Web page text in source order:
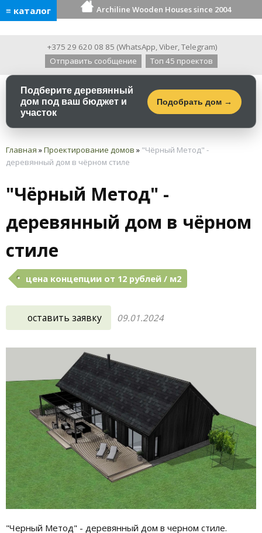
≡ каталог Archiline Wooden Houses since 2004
+375 29 620 08 85 (WhatsApp,Viber,Telegram)
Отправить сообщение
Топ 45 проектов
Подберите деревянный
дом под ваш бюджет и
участок
Подобрать дом →
Главная »Проектирование домов » "Чёрный Метод" -
деревянный дом в чёрном стиле
"Чёрный Метод" -
деревянный дом в чёрном
стиле
цена концепции от 12 рублей / м2
оставить заявку 09.01.2024
"Черный Метод" - деревянный дом в черном стиле.